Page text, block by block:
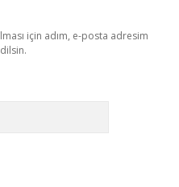
için adım, e-posta adresim